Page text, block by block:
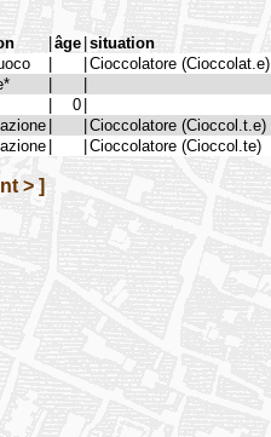
|âge |situation
| |Cioccolatore (Cioccolat.e)
| |
| 0 |
| |Cioccolatore (Cioccol.t.e)
| |Cioccolatore (Cioccol.te)
> ]